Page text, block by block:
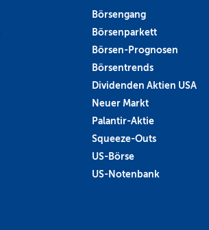
Börsengang
Börsenparkett
Börsen-Prognosen
Börsentrends
Dividenden Aktien USA
Neuer Markt
Palantir-Aktie
Squeeze-Outs
US-Börse
US-Notenbank